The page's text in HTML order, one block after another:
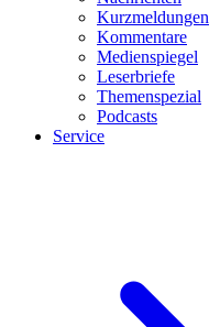
Kurzmeldungen
Kommentare
Medienspiegel
Leserbriefe
Themenspezial
Podcasts
Service